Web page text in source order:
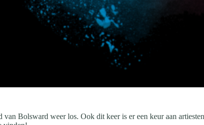
Bolsward weer los. Ook dit keer is er een keur aan